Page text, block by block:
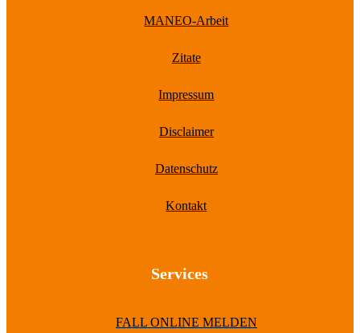
MANEO-Arbeit
Zitate
Impressum
Disclaimer
Datenschutz
Kontakt
Services
FALL ONLINE MELDEN